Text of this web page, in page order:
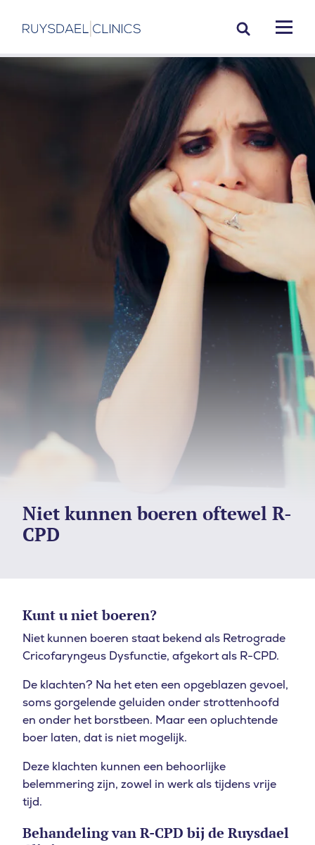
Niet kunnen boeren oftewel R-
CPD
Kunt u niet boeren?
Niet kunnen boeren staat bekend als Retrograde
Cricofaryngeus Dysfunctie, afgekort als R-CPD.
De klachten? Na het eten een opgeblazen gevoel,
soms gorgelende geluiden onder strottenhoofd
en onder het borstbeen. Maar een opluchtende
boer laten, dat is niet mogelijk.
Deze klachten kunnen een behoorlijke
belemmering zijn, zowel in werk als tijdens vrije
tijd.
Behandeling van R-CPD bij de Ruysdael